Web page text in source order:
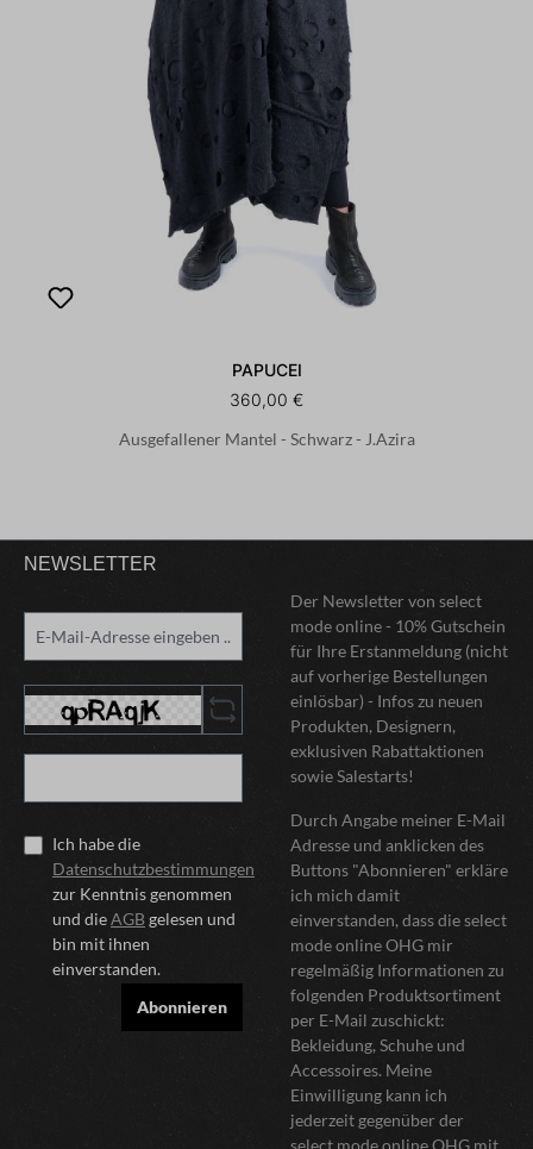
PAPUCEI
360,00 €
Ausgefallener Mantel - Schwarz - J.Azira
NEWSLETTER
Ich habe die
Datenschutzbestimmungen
zur Kenntnis genommen
und dieAGBgelesen und
bin mit ihnen
einverstanden.
Abonnieren
Der Newsletter von select
mode online - 10% Gutschein
für Ihre Erstanmeldung (nicht
auf vorherige Bestellungen
einlösbar) - Infos zu neuen
Produkten, Designern,
exklusiven Rabattaktionen
sowie Salestarts!
Durch Angabe meiner E-Mail
Adresse und anklicken des
Buttons "Abonnieren" erkläre
ich mich damit
einverstanden, dass die select
mode online OHG mir
regelmäßig Informationen zu
folgenden Produktsortiment
per E-Mail zuschickt:
Bekleidung, Schuhe und
Accessoires. Meine
Einwilligung kann ich
jederzeit gegenüber der